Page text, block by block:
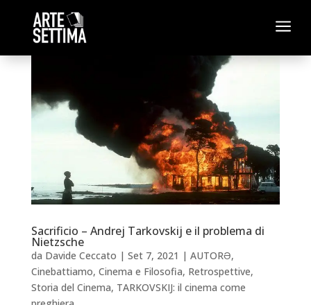
a
Sacrificio – Andrej Tarkovskij e il problema di
Nietzsche
da Davide Ceccato | Set 7, 2021 | AUTORƏ,
Cinebattiamo, Cinema e Filosofia, Retrospettive,
Storia del Cinema, TARKOVSKIJ: il cinema come